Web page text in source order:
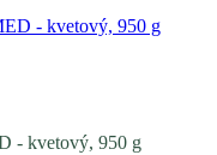
- kvetový, 950 g